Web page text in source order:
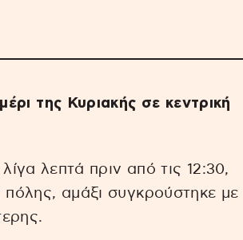
της Κυριακής σε κεντρική
λίγα λεπτά πριν από τις 12:30,
αμάξι συγκρούστηκε με